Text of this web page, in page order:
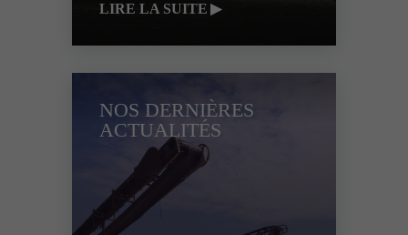
LIRE LA SUITE
NOS DERNIÈRES
ACTUALITÉS